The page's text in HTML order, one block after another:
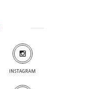
INSTAGRAM